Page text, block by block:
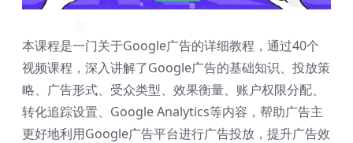
❅
本课程是一门关于Google广告的详细教程，通过40个
视频课程，深入讲解了Google广告的基础知识、投放策
略、广告形式、受众类型、效果衡量、账户权限分配、
转化追踪设置、Google Analytics等内容，帮助广告主
更好地利用Google广告平台进行广告投放，提升广告效